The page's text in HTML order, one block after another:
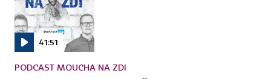
41:51
PODCAST MOUCHA NA ZDI